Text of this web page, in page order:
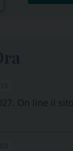
On line il